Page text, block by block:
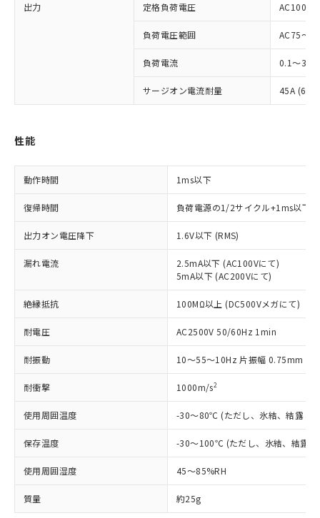
出力 定格負荷電圧 AC100～
負荷電圧範囲 AC75～
負荷電流 0.1～3A
サージオン電流耐量 45A
性能
動作時間 1ms以下
復帰時間 負荷電源の1/2サイクル+1ms以下
出力オン電圧降下 1.6V以下 (RMS)
漏れ電流
2.5mA以下 (AC100Vにて)
5mA以下 (AC200Vにて)
絶縁抵抗 100MΩ以上 (DC500Vメガにて)
耐電圧 AC2500V 50/60Hz 1min
耐振動 10～55～10Hz 片振幅 0.75mm (
耐衝撃 1000m/s2
使用周囲温度 -30～80℃ (ただし、氷結、結露し
保存温度 -30～100℃ (ただし、氷結、結露し
使用周囲湿度 45～85%RH
質量 約25g
ご利用条件
す。
当社制御機器事業取扱商品の中には、
本サービスの対象外となる商品もある
ことをご了承ください。
在庫状況および標準価格照会結果は、
記載している更新日時点での社内デー
覧された時点での実際の在庫および標
準価格とは異なる場合があることをご
正式な納期状況および標準価格はお客
様のお取引先、またはお客様担当のオ
ムロン制御機器販売店・当社販売員に
オムロン制御機器販売店や当社販売拠
販売ネットワーク
」をご確認
在庫状況および標準価格結果を当社の
示しないようお願いします。
マイパーツ機能（部品リスト作成サー
メンバーズにご登録されている必要が
あります。
有に対応した製品に切り替える予定のある
対応予定なし：EU RoHS指令（10物質）の
非含有に非対応の商品で、対応品を出す予
害物質有無と関係のない商品です。
仕入先様の事情により、非含有部品として
いたものが、含有品と判明した場合などや
むを得ず変更することがあります。
鉛(Pb) 1000ppm以下、 水銀(Hg) 1000ppm以下、 カド
ミウム(Cd) 100ppm以下、
六価クロム(Cr(Ⅵ)) 1000ppm以下、ポリ臭化ビフェニル
類(PBB) 1000ppm以下、ポリ臭化ジフェニルエーテル類
(PBDE) 1000ppm以下、フタル酸ビス(2-エチルヘキシ
ル) (DEHP)(別名：DOP) 1000ppm以下、フタル酸ブチ
（DBP） 1000ppm以下、フタル酸ジイソブチル
但し、RoHS指令で産業用監視および制御機器に対する
フタル酸エステル類の４物質については閾値を超える意
図的な使用がないことを確認しています。
部品在庫の切り替え状況などにより、予定
月が前後することがあります。
基準値以下であることを示します。
「×」：最大均質材料含有率が中国RoHSの
基準値を超えていることを示します。
「－」：未確認です。当社販売部門へお問
い合わせください。
*中国RoHS10物質の基準値 (GB/T26572)：
Pb(鉛) :1000ppm、 Hg(水銀) : 1000ppm、 Cd(カドミウ
Cr(Ⅵ)(六価クロム) : 1000ppm、 PBBs(ポリ臭化ビフェ
ニル類) : 1000ppm、 PBDEs(ポリ臭化ジフェニルエーテ
イソブチル) : 1000ppm、 BBP(フタル酸ブチルベンジ
DEHP(フタル酸ビス(2-エチルヘキシル)) : 1000ppm
※2 環境保護使用期限
「ｅ」：有害物質（10物質）のすべてが基
準値以下であることを示します。
「10」：通常の使用状況下において有害物
質が外部に漏えいし、環境に深刻な影響を
及ぼさない年数を意味します。
「－」：未確認です。当社販売部門へお問
当社は、これら貴社製品のうち、外国
為替および外国貿易法に定める商品
（以下｢規制貨物等」という）を輸出
または国外への提供する場合は、日本
国政府の輸出許可(または役務取引許
可)を取得するなどの必要な手続きを
当社は規制貨物を破棄する場合は、完
全に破砕するなど、違法に輸出されな
いよう必要な手段を講じます。
当社は貴社製品を、核兵器、ミサイ
ル、化学兵器、生物兵器またはその他
武器並びにこれらの製造装置等に一切
使用いたしません。
当社は、貴社製品を第三者に販売する
場合は、上記1、2および3の内容を当
該第三者に通知します。また当社は、
販売先および販売に係わる関係者が違
法に輸出するおそれがある場合は、取
一定数以上の在庫あり
一定数には満たないが在庫あり
在庫なし(最新の在庫状況につ
いては、お客様のお取引先、ま
たはお客様担当のオムロン制御
機器販売店・当社販売員にご確
空
受注生産機種、また在庫状況の
情報を公開していない機種